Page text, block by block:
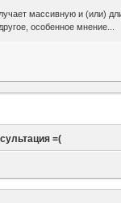
массивную и
особенное мнение...
=(